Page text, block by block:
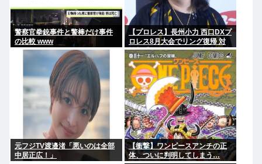
警察官拳銃事件と警棒だけ事件
の比較 www
【プロレス】長州小力 西口DXプ
ロレス8月大会でリング復帰 対
戦相手はクロちゃん 道交法違反
の疑いも不起訴に
元フジTV渡邉渚「悪いのは全部
中居正広！」
【衝撃】ワンピースアンチの正
体、ついに判明してしまう…